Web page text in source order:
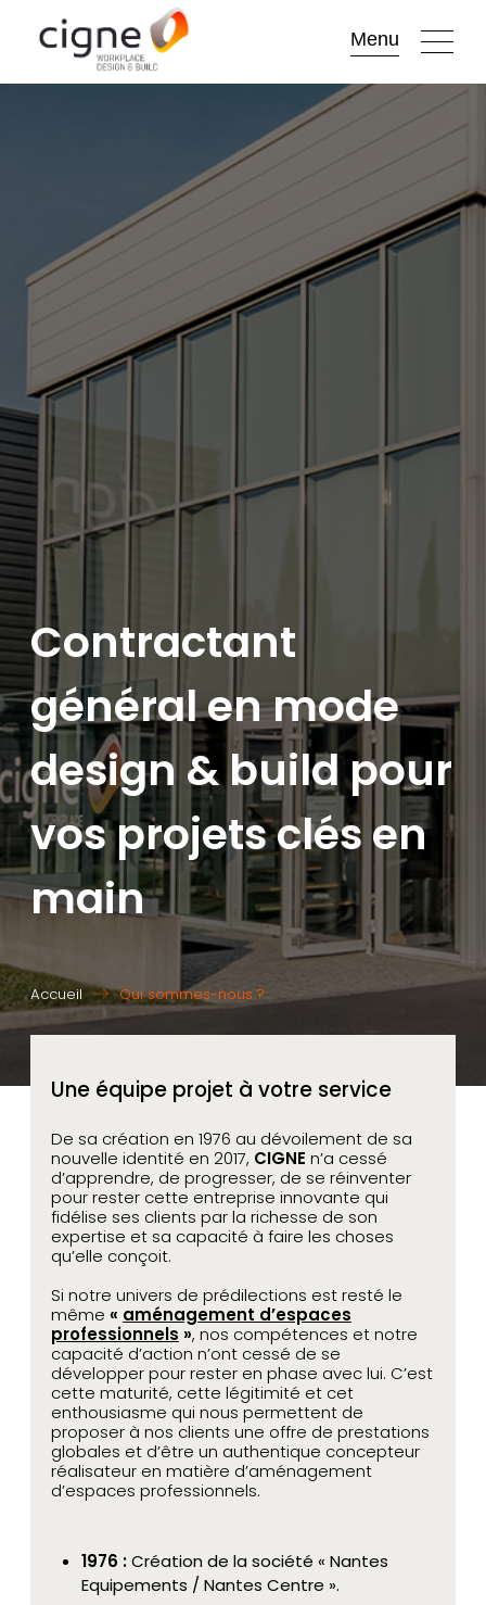
Go to
main
Menu
Contractant
général en mode
design & build pour
vos projets clés en
main
Accueil Qui sommes-nous ?
Une équipe projet à votre service
De sa création en 1976 au dévoilement de sa
nouvelle identité en 2017, CIGNE n’a cessé
d’apprendre, de progresser, de se réinventer
pour rester cette entreprise innovante qui
fidélise ses clients par la richesse de son
expertise et sa capacité à faire les choses
qu’elle conçoit.
Si notre univers de prédilections est resté le
même « aménagement d’espaces
professionnels », nos compétences et notre
capacité d’action n’ont cessé de se
développer pour rester en phase avec lui. C’est
cette maturité, cette légitimité et cet
enthousiasme qui nous permettent de
proposer à nos clients une offre de prestations
globales et d’être un authentique concepteur
réalisateur en matière d’aménagement
d’espaces professionnels.
1976 :Création de la société « Nantes
Equipements / Nantes Centre ».